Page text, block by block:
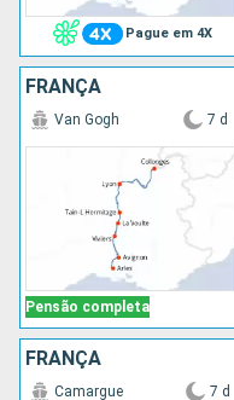
Pague em 4X
FRANÇA
Pensão completa
Van Gogh 7 d
FRANÇA
Camargue 7 d